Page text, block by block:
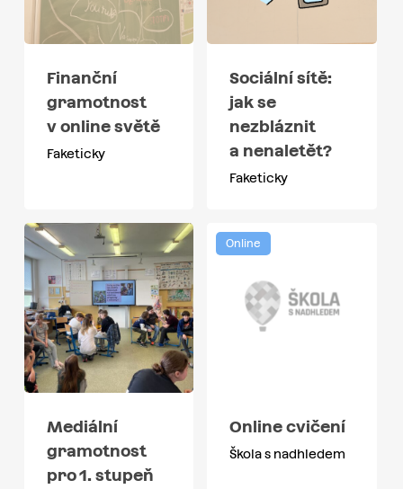
Finanční
gramotnost
v online světě
Faketicky
Sociální sítě:
jak se
nezbláznit
a nenaletět?
Faketicky
Mediální
gramotnost
pro 1. stupeň
Online
Online cvičení
Škola s nadhledem